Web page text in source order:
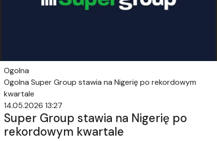
Ogolna
Ogolna Super Group stawia na Nigerię po rekordowym
kwartale
14.05.2026 13:27
Super Group stawia na Nigerię po
rekordowym kwartale